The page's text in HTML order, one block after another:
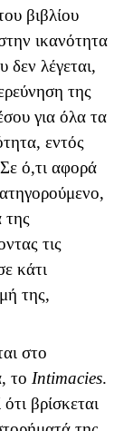
βιβλίου
ικανότητα
δεν λέγεται,
της
για όλα τα
εντός
ό,τι αφορά
της
τις
κάτι
της,
στο
το Intimacies.
βρίσκεται